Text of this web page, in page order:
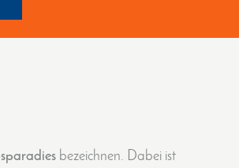
bezeichnen. Dabei ist